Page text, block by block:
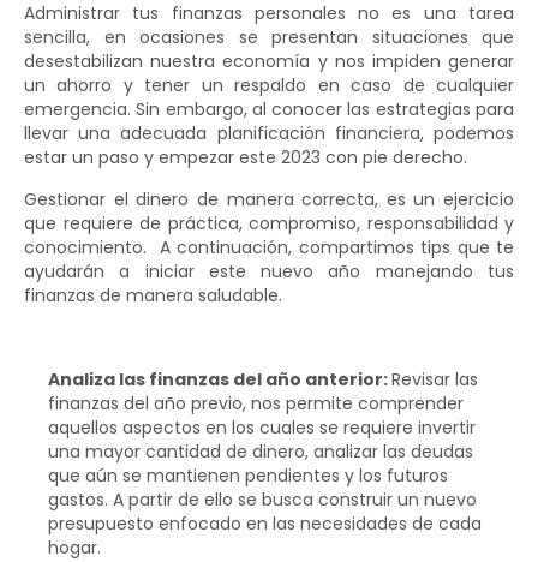
Administrar tus finanzas personales no es una tarea
sencilla, en ocasiones se presentan situaciones que
desestabilizan nuestra economía y nos impiden generar
un ahorro y tener un respaldo en caso de cualquier
emergencia. Sin embargo, al conocer las estrategias para
llevar una adecuada planificación financiera, podemos
estar un paso y empezar este 2023 con pie derecho.
Gestionar el dinero de manera correcta, es un ejercicio
que requiere de práctica, compromiso, responsabilidad y
conocimiento. A continuación, compartimos tips que te
ayudarán a iniciar este nuevo año manejando tus
finanzas de manera saludable.
Analiza las finanzas del año anterior:Revisar las
finanzas del año previo, nos permite comprender
aquellos aspectos en los cuales se requiere invertir
una mayor cantidad de dinero, analizar las deudas
que aún se mantienen pendientes y los futuros
gastos. A partir de ello se busca construir un nuevo
presupuesto enfocado en las necesidades de cada
hogar.